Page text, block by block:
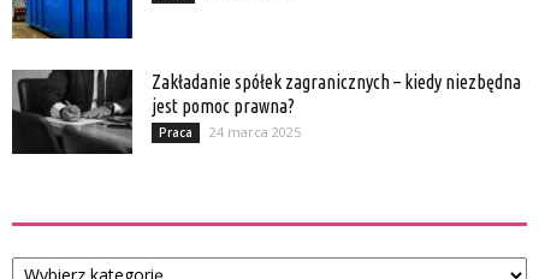
Zakładanie spółek zagranicznych – kiedy niezbędna
jest pomoc prawna?
Praca 24 marca 2025
Kategorie